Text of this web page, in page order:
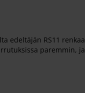
edeltäjän RS11
paremmin,